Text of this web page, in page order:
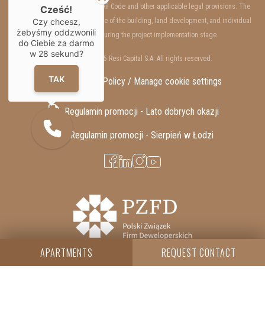
meaning of Art. 66 §1 of the Civil Code and other applicable legal provisions. The
interior and exterior appearance of the building, land development, and individual
units may change during the project implementation stage.
Copyrights © 2025 Resi Capital S.A. All rights reserved.
GDPR / Privacy Policy / Manage cookie settings
Regulamin promocji - Lato dobrych okazji
Regulamin promocji - Sierpień w Łodzi
APARTMENTS REQUEST CONTACT
Cześć!
Czy chcesz,
żebyśmy oddzwonili
do Ciebie za darmo
w 28 sekund?
TAK